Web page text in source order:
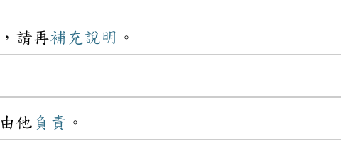
，請再補充說明 。
由他 負責 。